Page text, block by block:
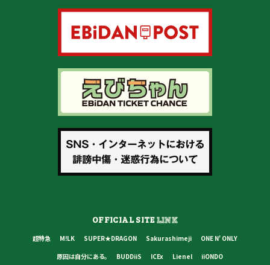
OFFICIAL SITELINK
超特急 M!LK SUPER★DRAGON Sakurashimeji
ONE N' ONLY
原因は自分にある。
BUDDiiS ICEx Lienel iiONDO